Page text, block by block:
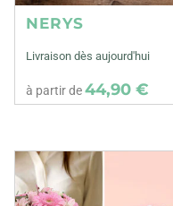
NERYS
Livraison dès aujourd'hui
à partir de44,90 €